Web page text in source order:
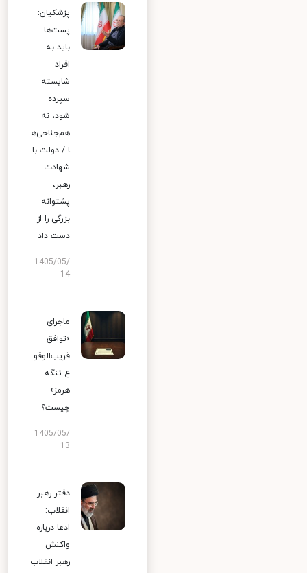
پزشکیان:
پست‌ها
باید به
افراد
شایسته
سپرده
شود، نه
هم‌جناحی‌ه
ا / دولت با
شهادت
رهبر،
پشتوانه
بزرگی را از
دست داد
1405/05/
14
ماجرای
«توافق
قریب‌الوقو
ع تنگه
هرمز»
چیست؟
1405/05/
13
دفتر رهبر
انقلاب:
ادعا درباره
واکنش
رهبر انقلاب